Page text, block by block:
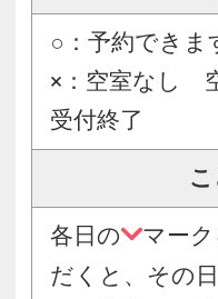
○：予約でき
×：空室なし
受付終了
各日の
マー
だくと、その